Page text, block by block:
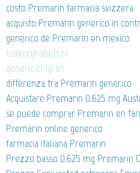
costo Premarin farmacia svizzera
acquisto Premarin generico in
generico de Premarin en mexico
bakkerijhabets.nl
generic Imigran
differenza tra Premarin generico
Acquistare Premarin 0.625 mg
se puede comprar Premarin en
Premarin online generico
farmacia italiana Premarin
Prezzo basso 0.625 mg Premarin